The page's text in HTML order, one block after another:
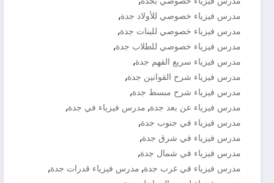
مدرس فيزياء خصوصي للأولاد جدة,
مدرس فيزياء خصوصي للبنات جدة,
مدرس فيزياء خصوصي للطلاب جدة,
مدرس فيزياء سريع الفهم جدة,
مدرس فيزياء شرح القوانين جدة,
مدرس فيزياء شرح مبسط جدة,
مدرس فيزياء عن بعد جدة, مدرس فيزياء في جدة,
مدرس فيزياء في جنوب جدة,
مدرس فيزياء في شرق جدة,
مدرس فيزياء في شمال جدة,
مدرس فيزياء في غرب جدة, مدرس فيزياء قدرات جدة,